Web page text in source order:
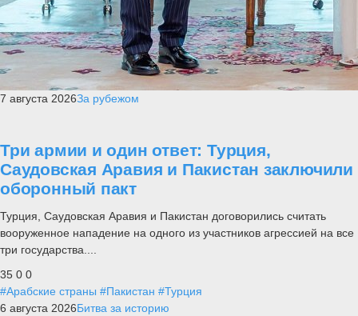
7 августа 2026За рубежом
Три армии и один ответ: Турция,
Саудовская Аравия и Пакистан заключили
оборонный пакт
Турция, Саудовская Аравия и Пакистан договорились считать
вооруженное нападение на одного из участников агрессией на все
три государства....
35 0 0
#Арабские страны #Пакистан #Турция
6 августа 2026Битва за историю